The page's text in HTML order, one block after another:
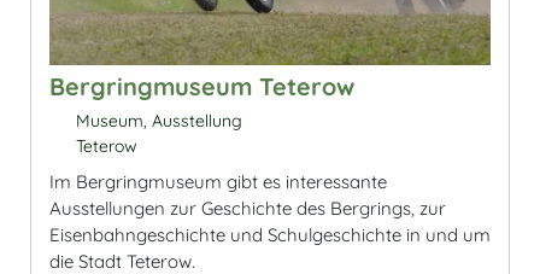
Bergringmuseum Teterow
Museum, Ausstellung
Teterow
Im Bergringmuseum gibt es interessante
Ausstellungen zur Geschichte des Bergrings, zur
Eisenbahngeschichte und Schulgeschichte in und um
die Stadt Teterow.